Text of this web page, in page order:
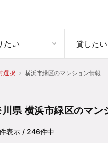
たい 貸したい
選択 横浜市緑区のマンション情報
県 横浜市緑区のマン
件表示/ 246件中